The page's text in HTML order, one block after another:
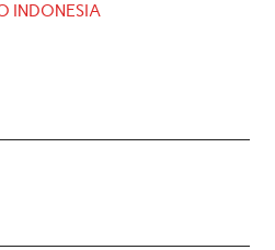
INDONESIA